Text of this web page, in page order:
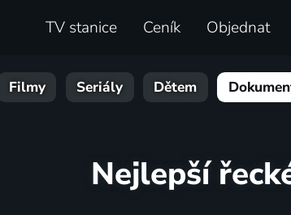
TV stanice Ceník Objednat
Filmy Seriály Dětem
Nejlepší